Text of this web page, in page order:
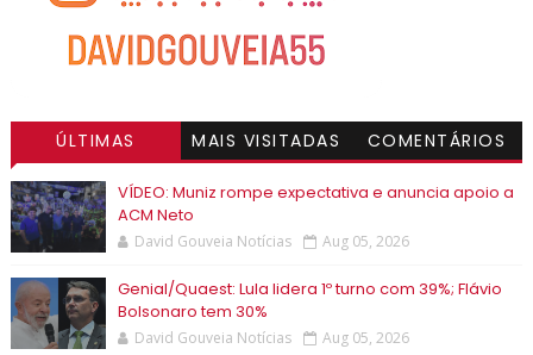
ÚLTIMAS MAIS VISITADAS COMENTÁRIOS
VÍDEO: Muniz rompe expectativa e anuncia apoio a
ACM Neto
David Gouveia Notícias Aug 05, 2026
Genial/Quaest: Lula lidera 1º turno com 39%; Flávio
Bolsonaro tem 30%
David Gouveia Notícias Aug 05, 2026